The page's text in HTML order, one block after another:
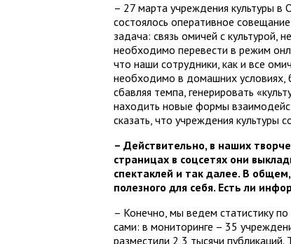
– 27 марта учреждения культуры в
состоялось оперативное
задача: связь омичей с культурой,
необходимо перевести в режим
что наши сотрудники, как и все
необходимо в домашних условиях,
сбавляя темпа, генерировать
находить новые формы
сказать, что учреждения культуры
– Действительно, в наших
страницах в соцсетях они
спектаклей и так далее. В
полезного для себя. Есть ли
– Конечно, мы ведем статистику
сами: в мониторинге – 35
разместили 2,3 тысячи